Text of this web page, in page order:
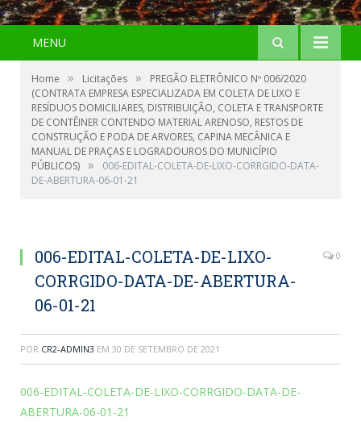
MENU
Home » Licitações »
PREGÃO ELETRÔNICO Nº 006/2020
(CONTRATA EMPRESA ESPECIALIZADA EM COLETA DE LIXO E
RESÍDUOS DOMICILIARES, DISTRIBUIÇÃO, COLETA E TRANSPORTE
DE CONTÊINER CONTENDO MATERIAL ARENOSO, RESTOS DE
CONSTRUÇÃO E PODA DE ARVORES, CAPINA MECÂNICA E
MANUAL DE PRAÇAS E LOGRADOUROS DO MUNICÍPIO
PÚBLICOS) »
006-EDITAL-COLETA-DE-LIXO-CORRGIDO-DATA-
DE-ABERTURA-06-01-21
006-EDITAL-COLETA-DE-LIXO-
CORRGIDO-DATA-DE-ABERTURA-
06-01-21
0
POR CR2-ADMIN3 EM 30 DE SETEMBRO DE 2021
006-EDITAL-COLETA-DE-LIXO-CORRGIDO-DATA-DE-
ABERTURA-06-01-21